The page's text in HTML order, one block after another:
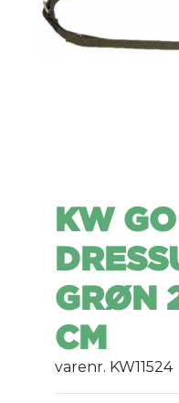
KW GO
GRØN
CM
varenr. KW11524